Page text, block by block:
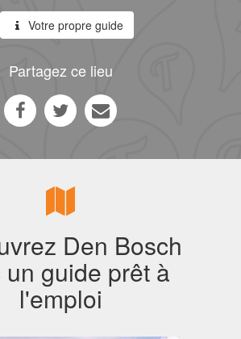
Votre propre guide
Partagez ce lieu
Den Bosch
un guide prêt à
l'emploi